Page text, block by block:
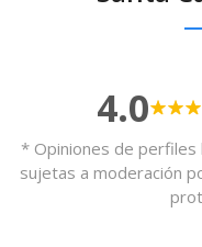
4.0
* Opiniones de perfiles
sujetas a moderación